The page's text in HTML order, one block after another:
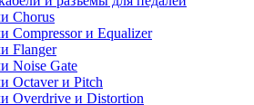
Chorus
Compressor и Equalizer
Flanger
Noise Gate
Octaver и Pitch
Overdrive и Distortion